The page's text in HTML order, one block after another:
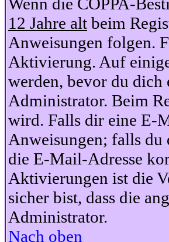
12 Jahre alt beim
Anweisungen folgen.
Aktivierung. Auf
werden, bevor du dich
Administrator. Beim
wird. Falls dir eine E-
Anweisungen; falls du
die E-Mail-Adresse
Aktivierungen ist die
sicher bist, dass die
Administrator.
Nach oben